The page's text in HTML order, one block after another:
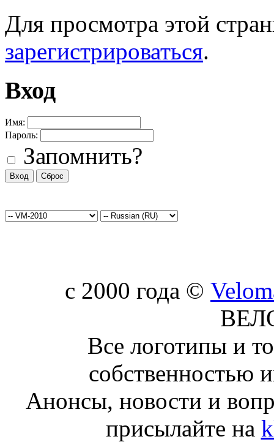
Для просмотра этой
зарегистрироваться.
Вход
Имя:
Пароль:
Запомнить?
c 2000 года ©
Все логотипы и
собственностью
Анонсы, новости и
присылайте на